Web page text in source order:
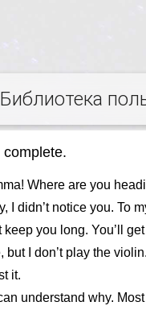
Библиотека